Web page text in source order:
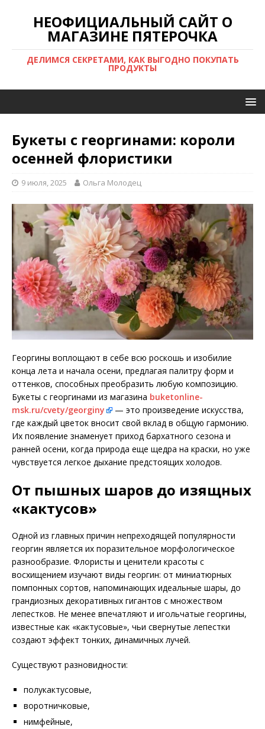
НЕОФИЦИАЛЬНЫЙ САЙТ О
МАГАЗИНЕ ПЯТЕРОЧКА
ДЕЛИМСЯ СЕКРЕТАМИ, КАК ВЫГОДНО ПОКУПАТЬ
ПРОДУКТЫ
Букеты с георгинами: короли
осенней флористики
9 июля, 2025 Ольга Молодец
Георгины воплощают в себе всю роскошь и изобилие
конца лета и начала осени, предлагая палитру форм и
оттенков, способных преобразить любую композицию.
Букеты с георгинами из магазина buketonline-
msk.ru/cvety/georginy
— это произведение искусства,
где каждый цветок вносит свой вклад в общую гармонию.
Их появление знаменует приход бархатного сезона и
ранней осени, когда природа еще щедра на краски, но уже
чувствуется легкое дыхание предстоящих холодов.
От пышных шаров до изящных
«кактусов»
Одной из главных причин непреходящей популярности
георгин является их поразительное морфологическое
разнообразие. Флористы и ценители красоты с
восхищением изучают виды георгин: от миниатюрных
помпонных сортов, напоминающих идеальные шары, до
грандиозных декоративных гигантов с множеством
лепестков. Не менее впечатляют и игольчатые георгины,
известные как «кактусовые», чьи свернутые лепестки
создают эффект тонких, динамичных лучей.
Существуют разновидности:
полукактусовые,
воротничковые,
нимфейные,